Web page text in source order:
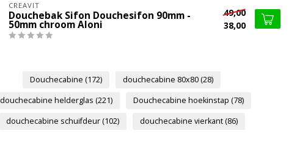
CREAVIT
Douchebak Sifon Douchesifon 90mm -
50mm chroom Aloni
49,00
38,00
Douchecabine (172) douchecabine 80x80(28)
douchecabine helderglas (221) Douchecabine hoekinstap (78)
douchecabine schuifdeur(102) douchecabine vierkant(86)